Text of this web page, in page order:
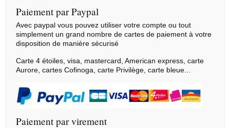
Paiement par Paypal
Avec paypal vous pouvez utiliser votre compte ou tout
simplement un grand nombre de cartes de paiement à votre
disposition de manière sécurisé
Carte 4 étoiles, visa, mastercard, American express, carte
Aurore, cartes Cofinoga, carte Privilège, carte bleue...
Paiement par virement